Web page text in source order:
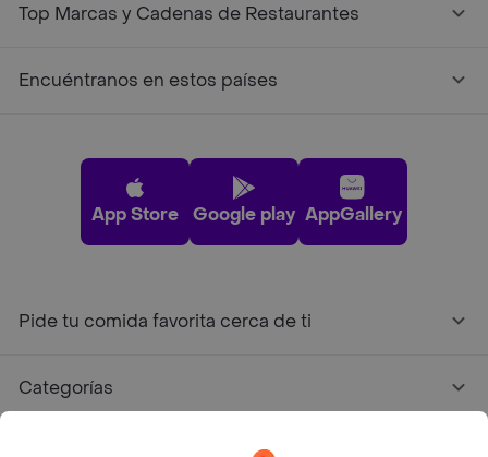
Top Marcas y Cadenas de Restaurantes
Encuéntranos en estos países
App Store Google play AppGallery
Pide tu comida favorita cerca de ti
Categorías